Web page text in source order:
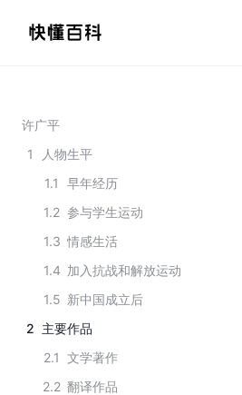
许广平
1
人物生平
1.1
早年经历
1.2 参与学生运动
1.3 情感生活
1.4 加入抗战和解放运动
1.5 新中国成立后
2 主要作品
2.1 文学著作
2.2 翻译作品